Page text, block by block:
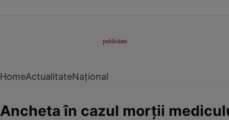
HomeActualitateNațional
Ancheta în cazul morții